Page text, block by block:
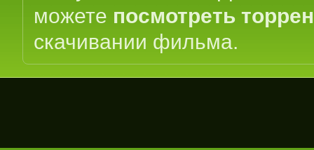
можете посмотреть
скачивании фильма.